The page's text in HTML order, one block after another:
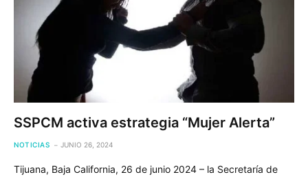
SSPCM activa estrategia “Mujer Alerta”
NOTICIAS JUNIO 26, 2024
Tijuana, Baja California, 26 de junio 2024 – la Secretaría de